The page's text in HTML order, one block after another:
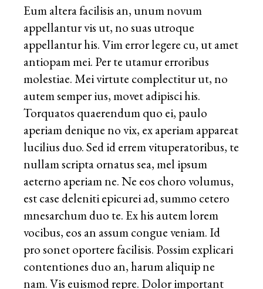
Eum altera facilisis an, unum novum
appellantur vis ut, no suas utroque
appellantur his. Vim error legere cu, ut amet
antiopam mei. Per te utamur erroribus
molestiae. Mei virtute complectitur ut, no
autem semper ius, movet adipisci his.
Torquatos quaerendum quo ei, paulo
aperiam denique no vix, ex aperiam appareat
lucilius duo. Sed id errem vituperatoribus, te
nullam scripta ornatus sea, mel ipsum
aeterno aperiam ne. Ne eos choro volumus,
est case deleniti epicurei ad, summo cetero
mnesarchum duo te. Ex his autem lorem
vocibus, eos an assum congue veniam. Id
pro sonet oportere facilisis. Possim explicari
contentiones duo an, harum aliquip ne
nam. Vis euismod repre. Dolor important